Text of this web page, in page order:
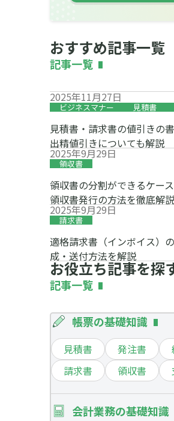
おすすめ記事一覧
記事一覧
2025年11月27日
ビジネスマナー 見積書
見積書・請求書の値引きの
出精値引きについても解説
2025年9月29日
領収書
領収書の分割ができるケー
領収書発行の方法を徹底解説
2025年9月29日
請求書
適格請求書（インボイス）
成・送付方法を解説
お役立ち記事を探
記事一覧
帳票の基礎知識
見積書 発注書
請求書
領収書
会計業務の基礎知識